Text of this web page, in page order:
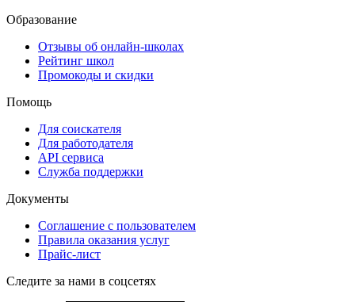
Образование
Отзывы об онлайн-школах
Рейтинг школ
Промокоды и скидки
Помощь
Для соискателя
Для работодателя
API сервиса
Служба поддержки
Документы
Соглашение с пользователем
Правила оказания услуг
Прайс-лист
Следите за нами в соцсетях